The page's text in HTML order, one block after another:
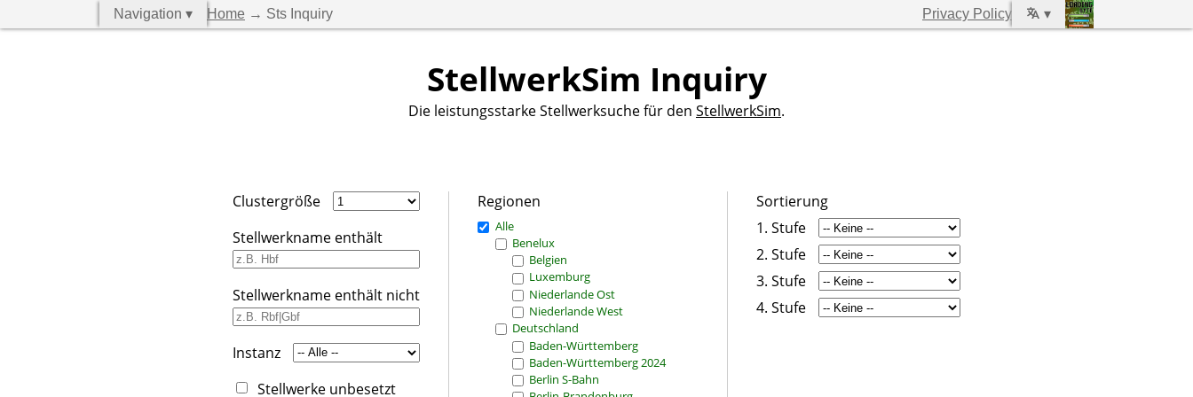
Navigation ▾ Home → Sts Inquiry Privacy Policy ▾
StellwerkSim Inquiry
Die leistungsstarke Stellwerksuche für den StellwerkSim.
Clustergröße
Stellwerkname enthält
Stellwerkname enthält nicht
Instanz
Stellwerke unbesetzt
Regionen
Alle
Benelux
Belgien
Luxemburg
Niederlande Ost
Niederlande West
Deutschland
Baden-Württemberg
Baden-Württemberg 2024
Berlin S-Bahn
Sortierung
1. Stufe
2. Stufe
3. Stufe
4. Stufe